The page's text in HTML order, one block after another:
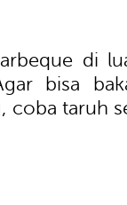
di
bisa
coba taruh